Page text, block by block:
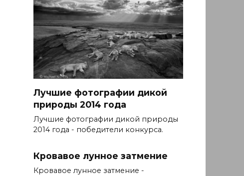
Лучшие фотографии дикой
природы 2014 года
Лучшие фотографии дикой природы
2014 года - победители конкурса.
Кровавое лунное затмение
Кровавое лунное затмение -